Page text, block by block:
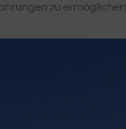
zu ermöglichen.